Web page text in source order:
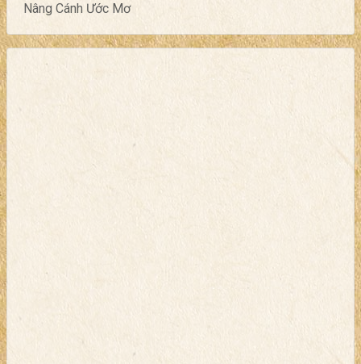
Nâng Cánh Ước Mơ